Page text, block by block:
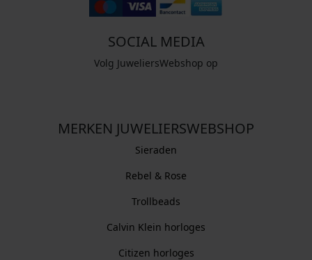
SOCIAL MEDIA
Volg JuweliersWebshop op
MERKEN JUWELIERSWEBSHOP
Sieraden
Rebel & Rose
Trollbeads
Calvin Klein horloges
Citizen horloges